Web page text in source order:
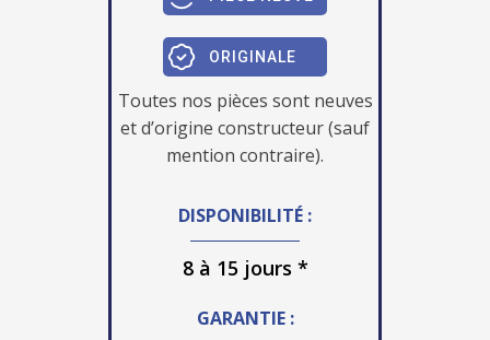
ORIGINALE
Toutes nos pièces sont neuves
et d’origine constructeur (sauf
mention contraire).
DISPONIBILITÉ :
8 à 15 jours *
GARANTIE :